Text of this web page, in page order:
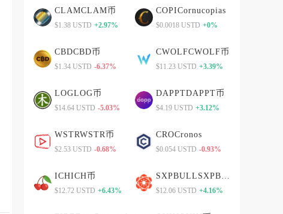
CLAMCLAM币
$1.38 USTD +2.97%
COPICornucopias
$0.0018 USTD +0%
CBDCBD币
$1.34 USTD -6.37%
CWOLFCWOLF币
$11.23 USTD +3.39%
LOGLOG币
$14.64 USTD -5.03%
DAPPTDAPPT币
$4.19 USTD +3.12%
WSTRWSTR币
$2.53 USTD -0.68%
CROCronos
$0.054 USTD -0.93%
ICHICH币
$12.72 USTD +6.43%
SXPBULLSXPBULL币
$12.06 USTD +4.16%